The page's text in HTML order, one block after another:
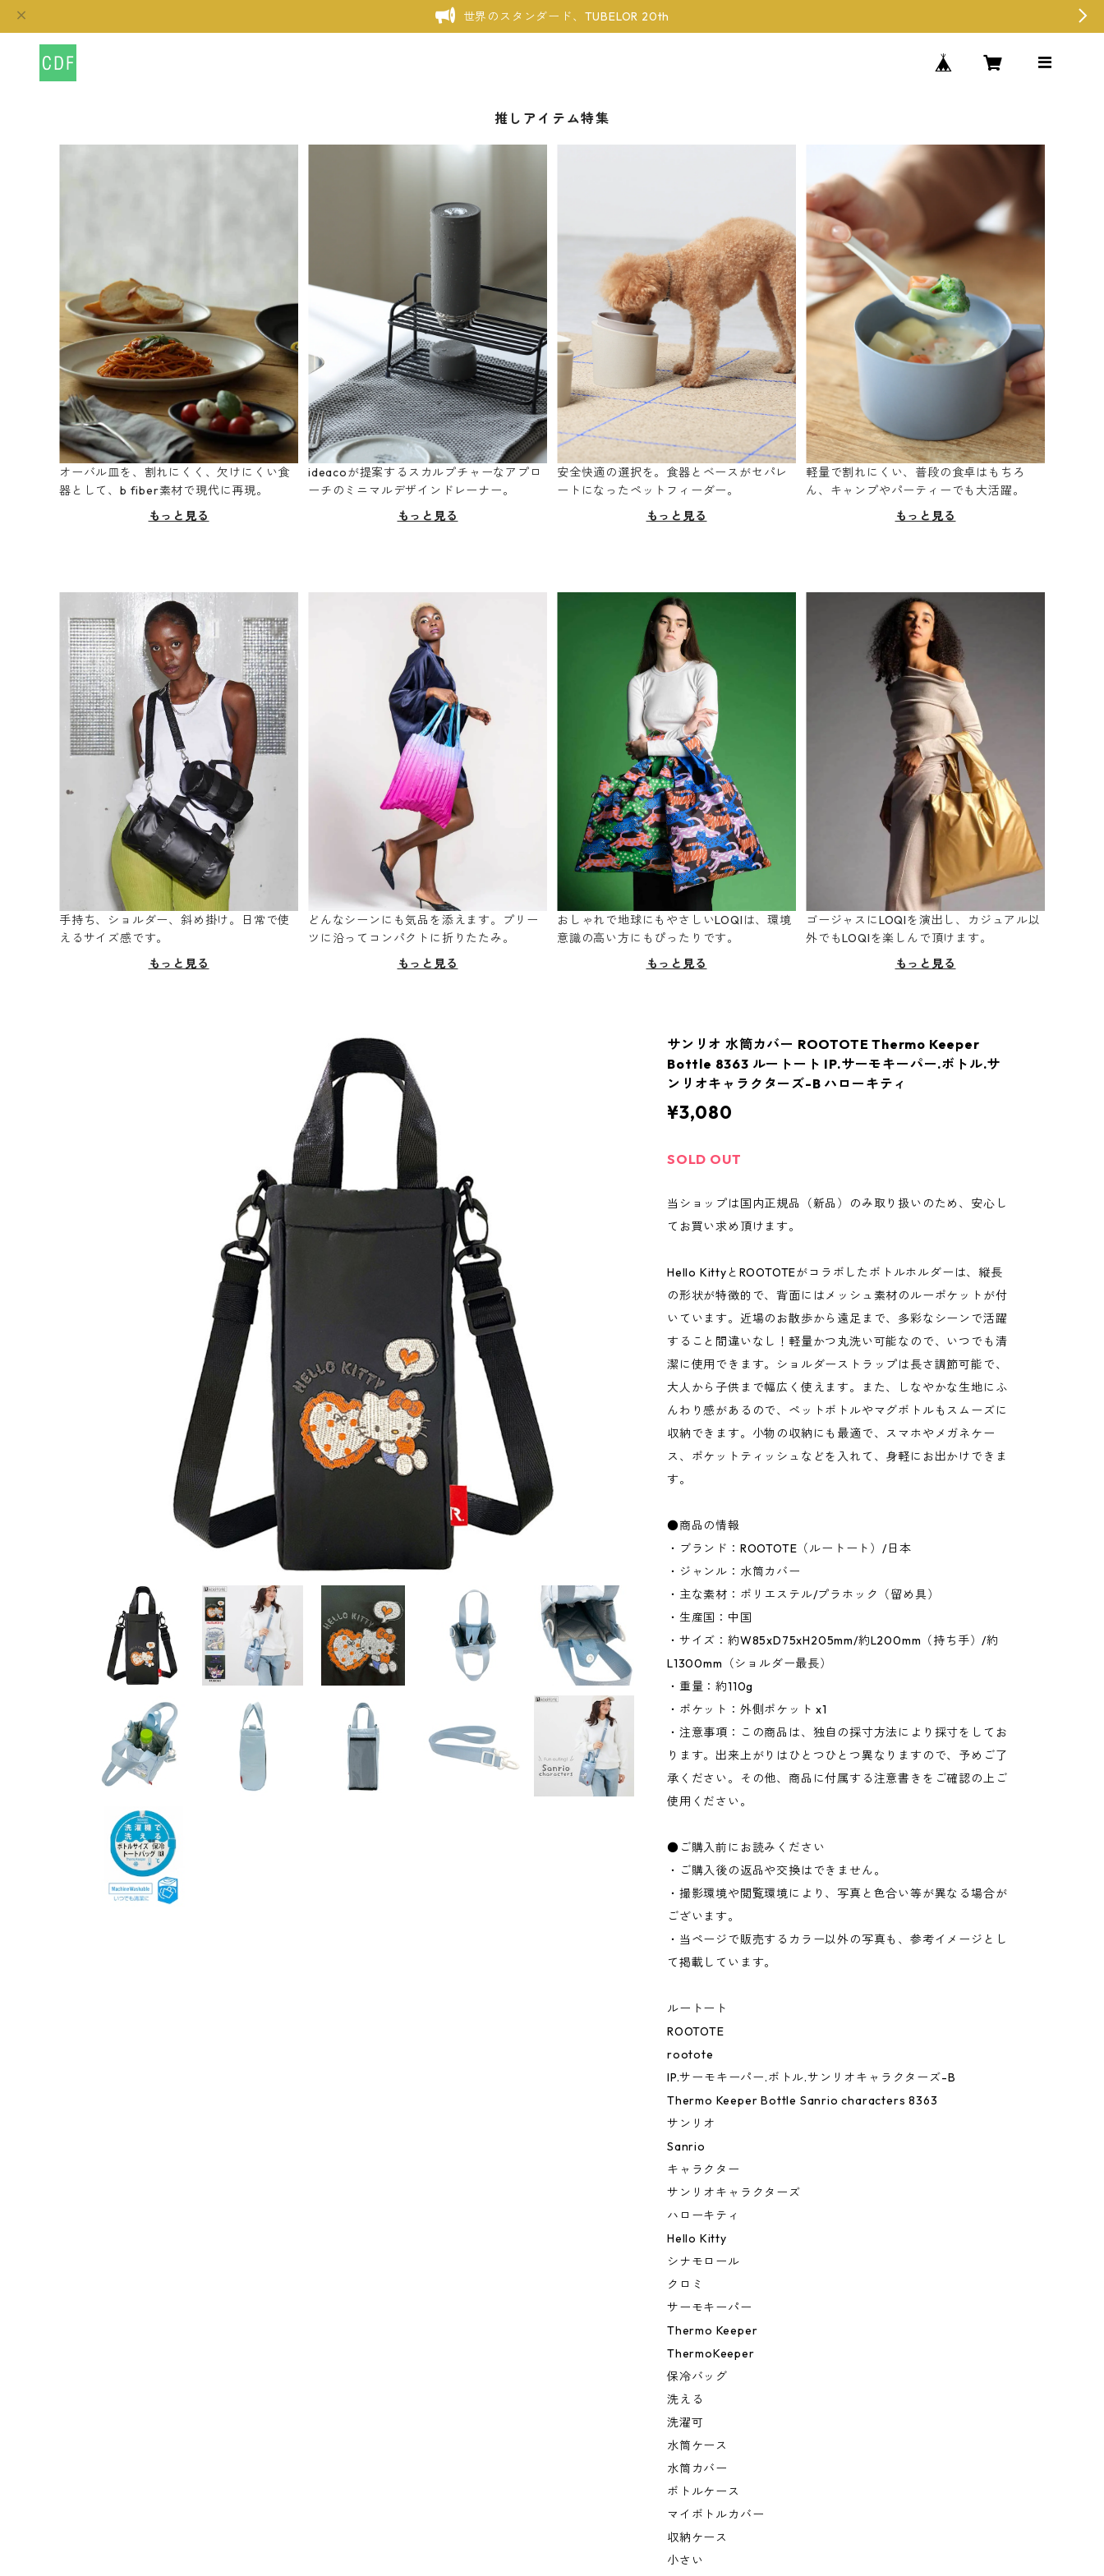
世界のスタンダード、TUBELOR 20th
推しアイテム特集
オーバル皿を、割れにくく、欠けにくい食
器として、b fiber素材で現代に再現。
もっと見る
ideacoが提案するスカルプチャーなアプロ
ーチのミニマルデザインドレーナー。
もっと見る
安全快適の選択を。食器とベースがセパレ
ートになったペットフィーダー。
もっと見る
軽量で割れにくい、普段の食卓はもちろ
ん、キャンプやパーティーでも大活躍。
もっと見る
手持ち、ショルダー、斜め掛け。日常で使
えるサイズ感です。
もっと見る
どんなシーンにも気品を添えます。プリー
ツに沿ってコンパクトに折りたたみ。
もっと見る
おしゃれで地球にもやさしいLOQIは、環境
意識の高い方にもぴったりです。
もっと見る
ゴージャスにLOQIを演出し、カジュアル以
外でもLOQIを楽しんで頂けます。
もっと見る
サンリオ 水筒カバー ROOTOTE Thermo Keeper
Bottle 8363 ルートート IP.サーモキーパー.ボトル.サ
ンリオキャラクターズ-B ハローキティ
¥3,080
SOLD OUT
当ショップは国内正規品（新品）のみ取り扱いのため、安心し
てお買い求め頂けます。
Hello KittyとROOTOTEがコラボしたボトルホルダーは、縦長
の形状が特徴的で、背面にはメッシュ素材のルーポケットが付
いています。近場のお散歩から遠足まで、多彩なシーンで活躍
すること間違いなし！軽量かつ丸洗い可能なので、いつでも清
潔に使用できます。ショルダーストラップは長さ調節可能で、
大人から子供まで幅広く使えます。また、しなやかな生地にふ
んわり感があるので、ペットボトルやマグボトルもスムーズに
収納できます。小物の収納にも最適で、スマホやメガネケー
ス、ポケットティッシュなどを入れて、身軽にお出かけできま
す。
●商品の情報
・ブランド：ROOTOTE（ルートート）/日本
・ジャンル：水筒カバー
・主な素材：ポリエステル/プラホック（留め具）
・生産国：中国
・サイズ：約W85xD75xH205mm/約L200mm（持ち手）/約
L1300mm（ショルダー最長）
・重量：約110g
・ポケット：外側ポケット x1
・注意事項：この商品は、独自の採寸方法により採寸をしてお
ります。出来上がりはひとつひとつ異なりますので、予めご了
承ください。その他、商品に付属する注意書きをご確認の上ご
使用ください。
●ご購入前にお読みください
・ご購入後の返品や交換はできません。
・撮影環境や閲覧環境により、写真と色合い等が異なる場合が
ございます。
・当ページで販売するカラー以外の写真も、参考イメージとし
て掲載しています。
ルートート
ROOTOTE
rootote
IP.サーモキーパー.ボトル.サンリオキャラクターズ-B
Thermo Keeper Bottle Sanrio characters 8363
サンリオ
Sanrio
キャラクター
サンリオキャラクターズ
ハローキティ
Hello Kitty
シナモロール
クロミ
サーモキーパー
Thermo Keeper
ThermoKeeper
保冷バッグ
洗える
洗濯可
水筒ケース
水筒カバー
ボトルケース
マイボトルカバー
収納ケース
小さい